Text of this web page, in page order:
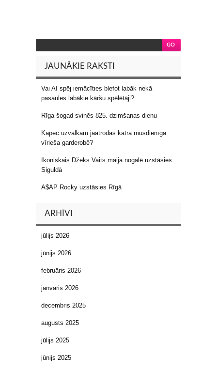
JAUNĀKIE RAKSTI
Vai AI spēj iemācīties blefot labāk nekā
pasaules labākie kāršu spēlētāji?
Rīga šogad svinēs 825. dzimšanas dienu
Kāpēc uzvalkam jāatrodas katra mūsdienīga
vīrieša garderobē?
Ikoniskais Džeks Vaits maija nogalē uzstāsies
Siguldā
A$AP Rocky uzstāsies Rīgā
ARHĪVI
jūlijs 2026
jūnijs 2026
februāris 2026
janvāris 2026
decembris 2025
augusts 2025
jūlijs 2025
jūnijs 2025